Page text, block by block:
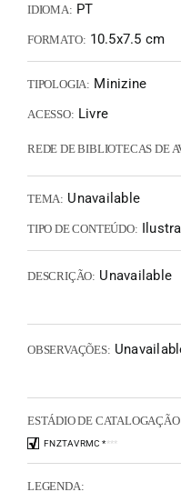
IDIOMA: PT
FORMATO: 10.5x7.5 cm
TIPOLOGIA: Minizine
ACESSO: Livre
REDE DE BIBLIOTECAS DE
TEMA: Unavailable
TIPO DE CONTEÚDO:
DESCRIÇÃO: Unavailable
OBSERVAÇÕES:
ESTÁDIO DE CATALOGAÇÃO
FNZTAVRMC ****
LEGENDA: